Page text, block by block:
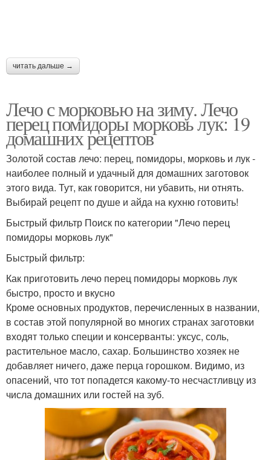
Лечо из болгарских
перцев
Лечо с кабачками
Лечо с баклажанами Лечо с огурцами
Идеальное лечо Лечо с перцем
Лечо с красным Пряное лечо
Пикантное лечо Лечо с укропом
читать дальше →
Лечо с морковью на зиму. Лечо
перец помидоры морковь лук: 19
домашних рецептов
Золотой состав лечо: перец, помидоры, морковь и лук -
наиболее полный и удачный для домашних заготовок
этого вида. Тут, как говорится, ни убавить, ни отнять.
Выбирай рецепт по душе и айда на кухню готовить!
Быстрый фильтр Поиск по категории "Лечо перец
помидоры морковь лук"
Быстрый фильтр:
Как приготовить лечо перец помидоры морковь лук
быстро, просто и вкусно
Кроме основных продуктов, перечисленных в названии,
в состав этой популярной во многих странах заготовки
входят только специи и консерванты: уксус, соль,
растительное масло, сахар. Большинство хозяек не
добавляет ничего, даже перца горошком. Видимо, из
опасений, что тот попадется какому-то несчастливцу из
числа домашних или гостей на зуб.